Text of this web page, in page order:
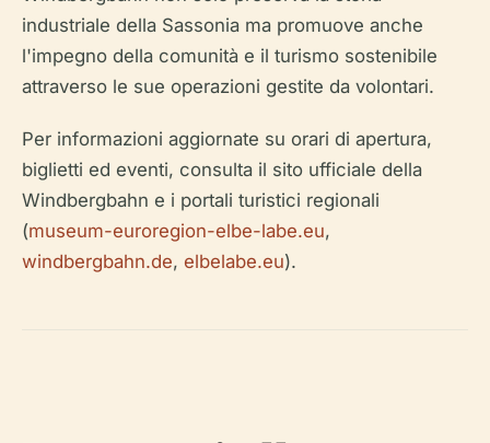
industriale della Sassonia ma promuove anche
l'impegno della comunità e il turismo sostenibile
attraverso le sue operazioni gestite da volontari.
Per informazioni aggiornate su orari di apertura,
biglietti ed eventi, consulta il sito ufficiale della
Windbergbahn e i portali turistici regionali
(museum-euroregion-elbe-labe.eu,
windbergbahn.de, elbelabe.eu).